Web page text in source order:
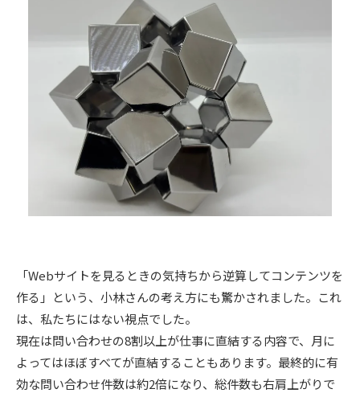
「Webサイトを見るときの気持ちから逆算してコンテンツを
作る」という、小林さんの考え方にも驚かされました。これ
は、私たちにはない視点でした。
現在は問い合わせの8割以上が仕事に直結する内容で、月に
よってはほぼすべてが直結することもあります。最終的に有
効な問い合わせ件数は約2倍になり、総件数も右肩上がりで